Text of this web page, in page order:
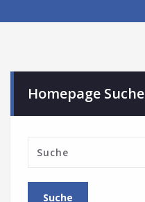
Homepage Suche